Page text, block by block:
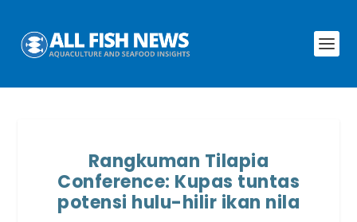
Rangkuman Tilapia
Conference: Kupas tuntas
potensi hulu-hilir ikan nila